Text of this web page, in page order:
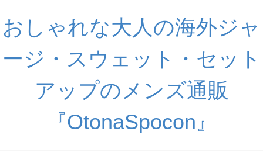
おしゃれな大人の海外ジャ
ージ・スウェット・セット
アップのメンズ通販
『OtonaSpocon』